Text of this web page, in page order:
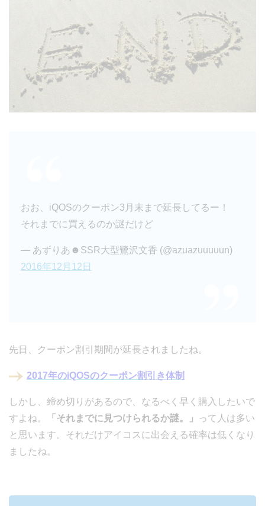
おお、iQOSのクーポン3月末まで延長してるー！
それまでに買えるのか謎だけど
— あずりあ☻SSR大型鷺沢文香 (@azuazuuuuun)
2016年12月12日
先日、クーポン割引期間が延長されましたね。
2017年のiQOSのクーポン割引き体制
しかし、締め切りがあるので、なるべく早く購入したいで
すよね。
「それまでに見つけられるか謎。」
って人は多い
と思います。それだけアイコスに出会える確率は低くなり
ましたね。